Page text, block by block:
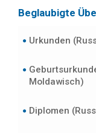
Beglaubigte
Urkunden
Moldawisch)
Diplomen